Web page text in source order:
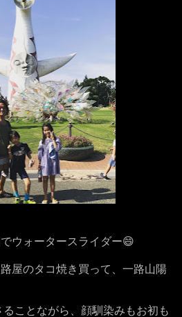
ウォータースライダー😄
屋のタコ焼き買って、一路山陽
ことながら、顔馴染みもお初も